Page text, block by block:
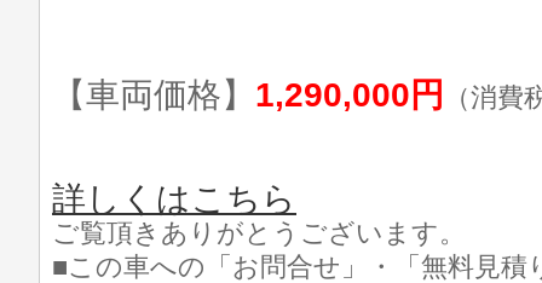
【車両価格】 1,290,000円 （消費
詳しくはこちら
ご覧頂きありがとうございます。
■この車への「お問合せ」・「無料見積